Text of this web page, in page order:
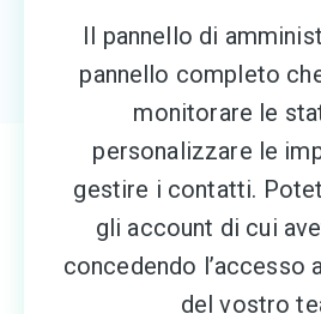
Il pannello di
pannello completo
monitorare le
personalizzare le
gestire i contatti.
gli account di cui
concedendo l’accesso
del vostro